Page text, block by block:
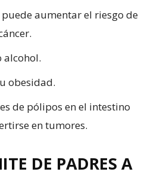
aumentar el riesgo de
alcohol.
obesidad.
de pólipos en el intestino
en tumores.
DE PADRES A